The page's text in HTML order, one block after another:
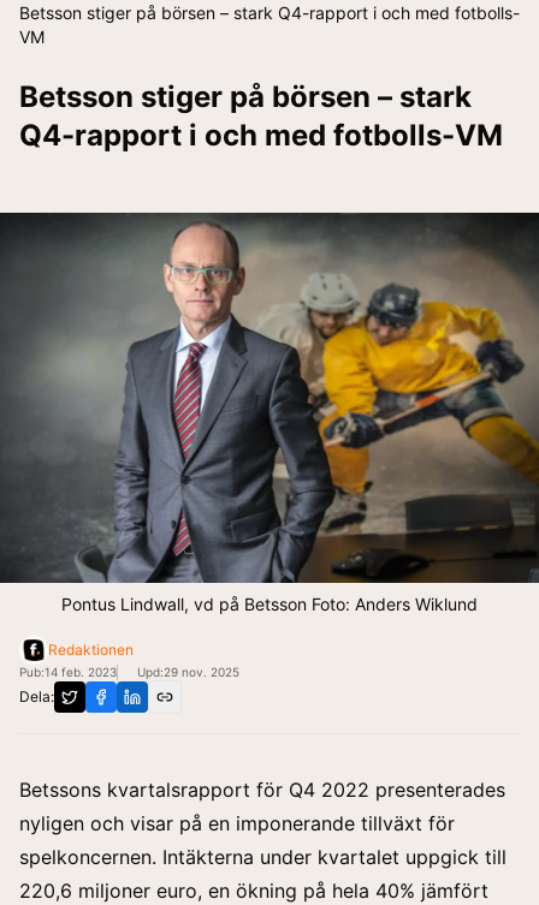
Betsson stiger på börsen – stark Q4-rapport i och med fotbolls-
VM
Betsson stiger på börsen – stark
Q4-rapport i och med fotbolls-VM
Pontus Lindwall, vd på Betsson Foto: Anders Wiklund
Redaktionen
Pub:14 feb. 2023 Upd:29 nov. 2025
Dela:
Betssons kvartalsrapport för Q4 2022 presenterades
nyligen och visar på en imponerande tillväxt för
spelkoncernen. Intäkterna under kvartalet uppgick till
220,6 miljoner euro, en ökning på hela 40% jämfört